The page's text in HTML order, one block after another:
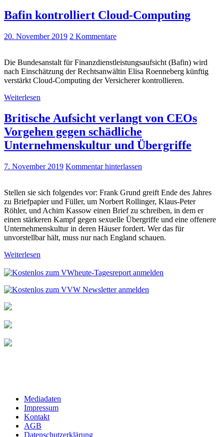
Bafin kontrolliert Cloud-Computing
20. November 2019 2 Kommentare
Die Bundesanstalt für Finanzdienstleistungsaufsicht (Bafin) wird
nach Einschätzung der Rechtsanwältin Elisa Roenneberg künftig
verstärkt Cloud-Computing der Versicherer kontrollieren.
Weiterlesen
Britische Aufsicht verlangt von CEOs
Vorgehen gegen schädliche
Unternehmenskultur und Übergriffe
7. November 2019 Kommentar hinterlassen
Stellen sie sich folgendes vor: Frank Grund greift Ende des Jahres
zu Briefpapier und Füller, um Norbert Rollinger, Klaus-Peter
Röhler, und Achim Kassow einen Brief zu schreiben, in dem er
einen stärkeren Kampf gegen sexuelle Übergriffe und eine offenere
Unternehmenskultur in deren Häuser fordert. Wer das für
unvorstellbar hält, muss nur nach England schauen.
Weiterlesen
Mediadaten
Impressum
Kontakt
AGB
Datenschutzerklärung